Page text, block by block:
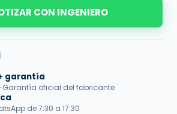
CON INGENIERO
garantía
Garantía oficial del fabricante
de 7:30 a 17:30